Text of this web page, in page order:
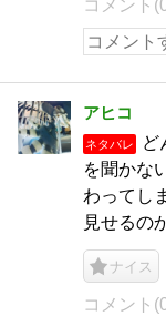
コメント
アヒコ
ネタバレ
ど
を聞かな
わってし
見せるの
ナイス
コメント